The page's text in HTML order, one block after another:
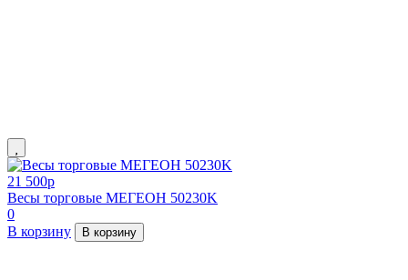
21 500p
Весы торговые МЕГЕОН 50230K
0
В корзину
В корзину